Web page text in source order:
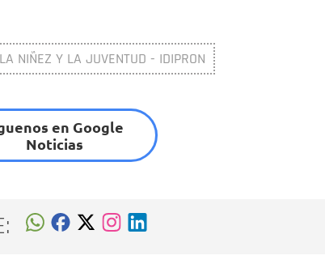
NIÑEZ Y LA JUVENTUD - IDIPRON
en Google
Noticias